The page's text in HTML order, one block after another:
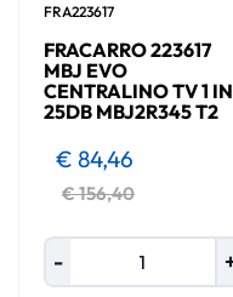
FRA223617
FRACARRO 223617
MBJ EVO
CENTRALINO TV 1 IN
25DB MBJ2R345 T2
€ 156,40
€ 84,46